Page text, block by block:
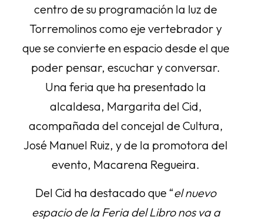
centro de su programación la luz de
Torremolinos como eje vertebrador y
que se convierte en espacio desde el que
poder pensar, escuchar y conversar.
Una feria que ha presentado la
alcaldesa, Margarita del Cid,
acompañada del concejal de Cultura,
José Manuel Ruiz, y de la promotora del
evento, Macarena Regueira.
Del Cid ha destacado que “el nuevo
espacio de la Feria del Libro nos va a